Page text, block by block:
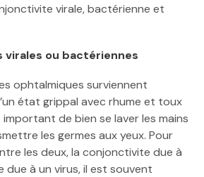
virale, bactérienne et
ou bactériennes
ophtalmiques surviennent
état grippal avec rhume et toux
de bien se laver les mains
les germes aux yeux. Pour
les deux, la conjonctivite due à
due à un virus, il est souvent